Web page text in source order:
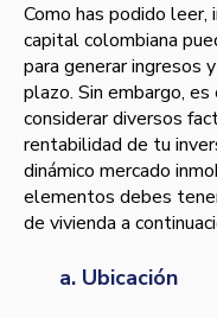
Como has podido
capital colombiana
para generar ingresos
plazo. Sin embargo,
considerar diversos
rentabilidad de tu
dinámico mercado
elementos debes
de vivienda a
a. Ubicación